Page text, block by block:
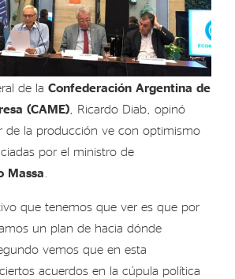
de la Confederación Argentina de
(CAME) , Ricardo Diab, opinó
de la producción ve con optimismo
por el ministro de
Massa
que tenemos que ver es que por
un plan de hacia dónde
vemos que en esta
acuerdos en la cúpula política